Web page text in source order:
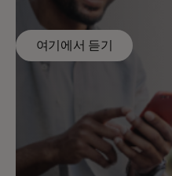
여기에서 듣기